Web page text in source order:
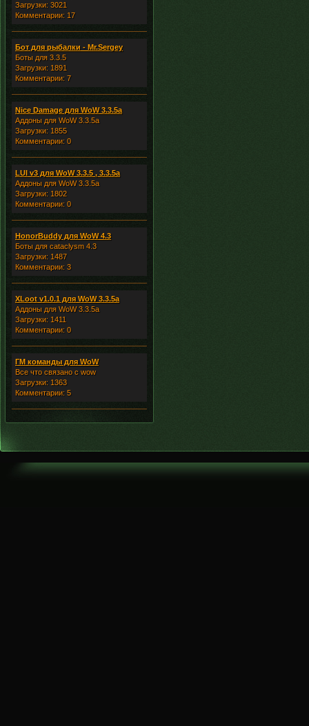
Загрузки: 3021
Комментарии: 17
Бот для рыбалки - Mr.Sergey
Боты для 3.3.5
Загрузки: 1891
Комментарии: 7
Nice Damage для WoW 3.3.5a
Аддоны для WoW 3.3.5a
Загрузки: 1855
Комментарии: 0
LUI v3 для WoW 3.3.5 , 3.3.5a
Аддоны для WoW 3.3.5a
Загрузки: 1802
Комментарии: 0
HonorBuddy для WoW 4.3
Боты для cataclysm 4.3
Загрузки: 1487
Комментарии: 3
XLoot v1.0.1 для WoW 3.3.5a
Аддоны для WoW 3.3.5a
Загрузки: 1411
Комментарии: 0
ГМ команды для WoW
Все что связано с wow
Загрузки: 1363
Комментарии: 5